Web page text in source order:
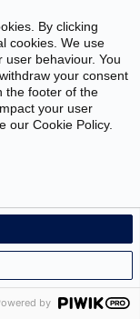
By clicking
cookies. We use
behaviour. You
your consent
the footer of the
your user
our Cookie Policy.
by